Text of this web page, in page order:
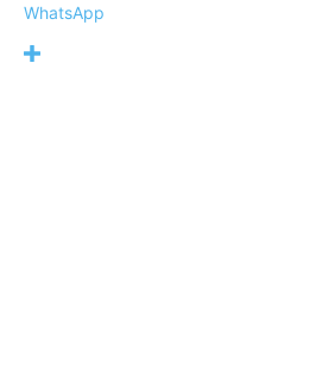
WhatsApp